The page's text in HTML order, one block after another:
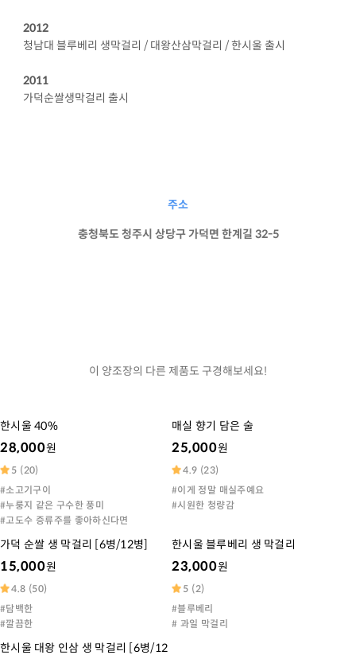
2012
청남대 블루베리 생막걸리 / 대왕산삼막걸리 / 한시울 출시
2011
가덕순쌀생막걸리 출시
주소
충청북도 청주시 상당구 가덕면 한계길 32-5
이 양조장의 다른 제품도 구경해보세요!
한시울 40%
28,000원
5 (20)
#소고기구이
#누룽지 같은 구수한 풍미
#고도수 증류주를 좋아하신다면
매실 향기 담은 술
25,000원
4.9 (23)
#이게 정말 매실주예요
#시원한 청량감
가덕 순쌀 생 막걸리 [6병/12병]
15,000원
4.8 (50)
#담백한
#깔끔한
한시울 블루베리 생 막걸리
23,000원
5 (2)
#블루베리
# 과일 막걸리
한시울 대왕 인삼 생 막걸리 [6병/12